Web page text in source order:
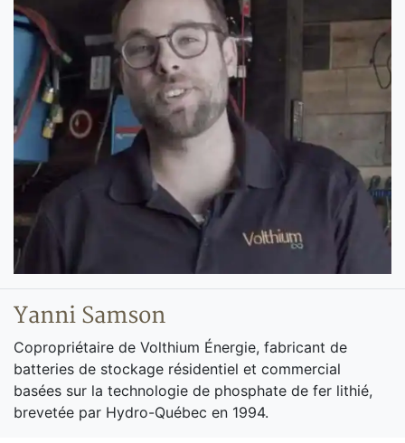
Yanni Samson
Copropriétaire de Volthium Énergie, fabricant de
batteries de stockage résidentiel et commercial
basées sur la technologie de phosphate de fer lithié,
brevetée par Hydro-Québec en 1994.